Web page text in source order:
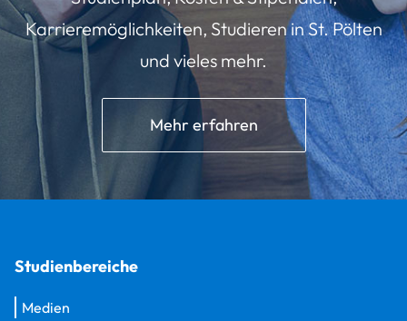
Karrieremöglichkeiten, Studieren in St. Pölten
und vieles mehr.
Mehr erfahren
Studienbereiche
Medien